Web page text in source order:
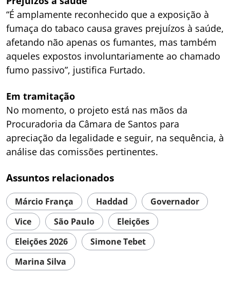
“É amplamente reconhecido que a exposição à
fumaça do tabaco causa graves prejuízos à saúde,
afetando não apenas os fumantes, mas também
aqueles expostos involuntariamente ao chamado
fumo passivo”, justifica Furtado.
Em tramitação
No momento, o projeto está nas mãos da
Procuradoria da Câmara de Santos para
apreciação da legalidade e seguir, na sequência, à
análise das comissões pertinentes.
Assuntos relacionados
Márcio França Haddad
Governador
Vice
São Paulo
Eleições
Eleições 2026
Simone Tebet
Marina Silva